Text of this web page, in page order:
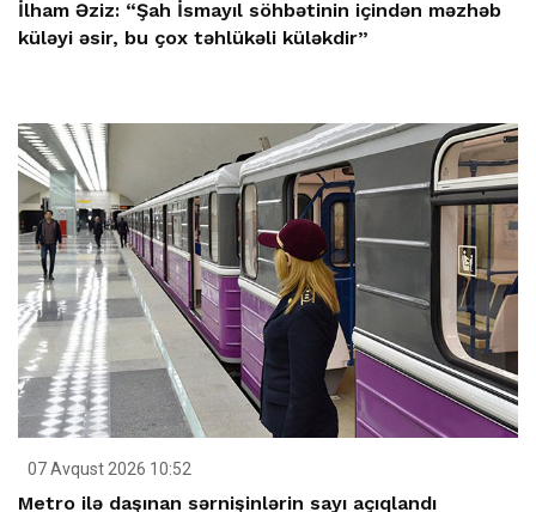
İlham Əziz: “Şah İsmayıl söhbətinin içindən məzhəb
küləyi əsir, bu çox təhlükəli küləkdir”
07 Avqust 2026 10:52
Metro ilə daşınan sərnişinlərin sayı açıqlandı